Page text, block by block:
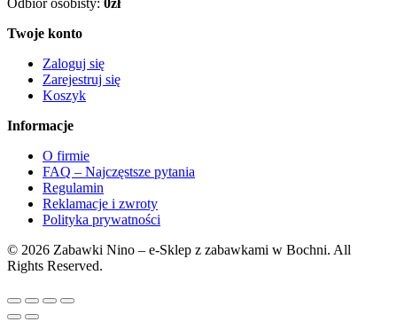
Odbiór osobisty: 0zł
Twoje konto
Zaloguj się
Zarejestruj się
Koszyk
Informacje
O firmie
FAQ – Najczęstsze pytania
Regulamin
Reklamacje i zwroty
Polityka prywatności
© 2026 Zabawki Nino – e-Sklep z zabawkami w Bochni. All
Rights Reserved.